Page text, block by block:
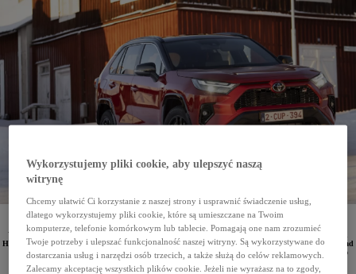
W tegorocznej analizie rynku wykonanej przez brytyjską organizację Which? Toyota RAV4 Plug-in
Hybrid została uznana za model najgodniejszy polecenia. Spośród 60 tysięcy ankietowanych aż ponad
50 tysięcy z nich wskazało właśnie najmocniejszy i najbardziej oszczędny wariant tego popularnego
SUV-a.
Wykorzystujemy pliki cookie, aby ulepszyć naszą
witrynę
Chcemy ułatwić Ci korzystanie z naszej strony i usprawnić świadczenie usług,
dlatego wykorzystujemy pliki cookie, które są umieszczane na Twoim
komputerze, telefonie komórkowym lub tablecie. Pomagają one nam zrozumieć
Twoje potrzeby i ulepszać funkcjonalność naszej witryny. Są wykorzystywane do
dostarczania usług i narzędzi osób trzecich, a także służą do celów reklamowych.
Zalecamy akceptację wszystkich plików cookie. Jeżeli nie wyrażasz na to zgody,